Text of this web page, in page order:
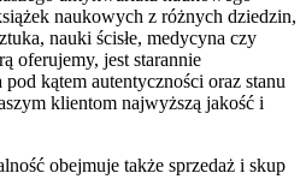
naukowych z różnych dziedzin,
nauki ścisłe, medycyna czy
oferujemy, jest starannie
kątem autentyczności oraz stanu
klientom najwyższą jakość i
obejmuje także sprzedaż i skup